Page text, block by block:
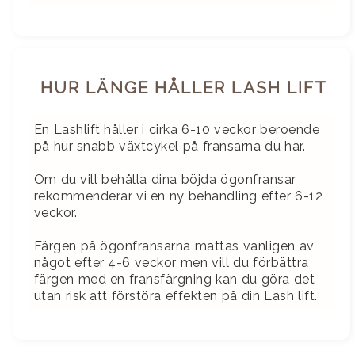
HUR LÄNGE HÅLLER LASH LIFT
En Lashlift håller i cirka 6-10 veckor beroende
på hur snabb växtcykel på fransarna du har.
Om du vill behålla dina böjda ögonfransar
rekommenderar vi en ny behandling efter 6-12
veckor.
Färgen på ögonfransarna mattas vanligen av
något efter 4-6 veckor men vill du förbättra
färgen med en fransfärgning kan du göra det
utan risk att förstöra effekten på din Lash lift.